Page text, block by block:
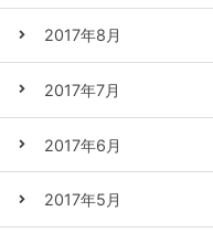
2017年8月
2017年7月
2017年6月
2017年5月